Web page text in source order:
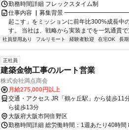
勤務時間詳細 フレックスタイム制
仕事内容 ▏募集背景
起こす」をミッションに前年比300%成長中
す。 当社は、戦略から実装までを一気通貫で
社員登用あり フルリモート 経験者歓迎 在宅OK 長
正社員
建築金物工事のルート営業
株式会社満点商会
月給275,000円以上
交通・アクセス JR「鶴ヶ丘駅」から徒歩11
ら徒歩13分
大阪府大阪市阿倍野区
勤務時間詳細 総労働時間：1週あたり40時